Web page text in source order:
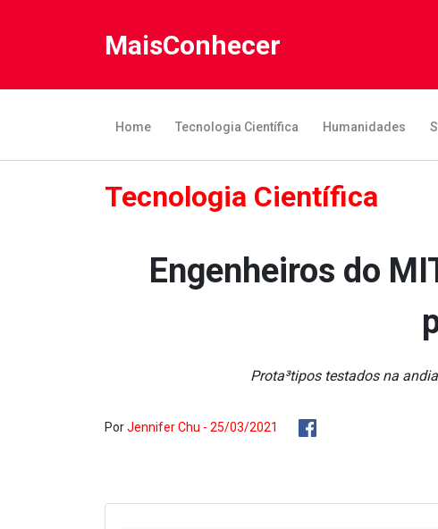
MaisConhecer
Home Tecnologia Científica Humanidades
Tecnologia Científica
Engenheiros do
Prota³tipos testados na
PorJennifer Chu - 25/03/2021